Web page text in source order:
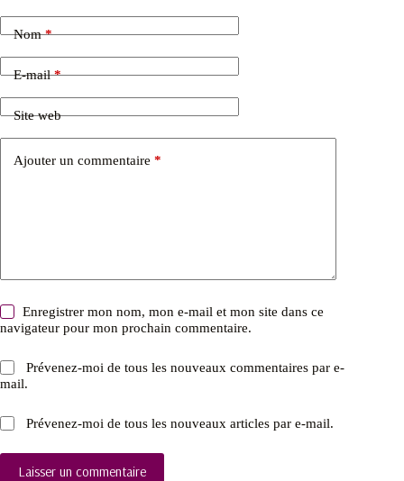
Nom*
E-mail*
Site web
Ajouter un commentaire *
Enregistrer mon nom, mon e-mail et mon site dans ce
navigateur pour mon prochain commentaire.
Prévenez-moi de tous les nouveaux commentaires par e-
mail.
Prévenez-moi de tous les nouveaux articles par e-mail.
Laisser un commentaire